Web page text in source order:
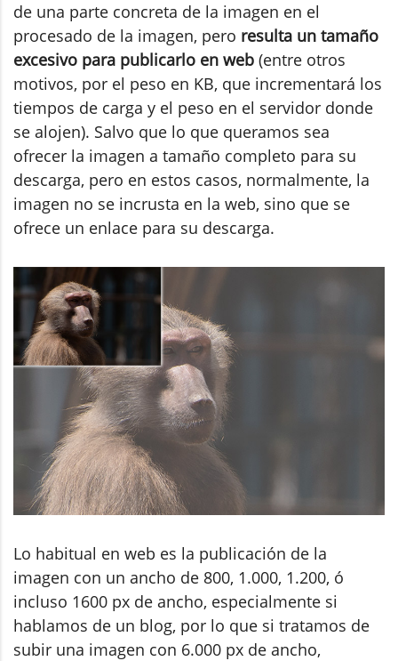
de una parte concreta de la imagen en el
procesado de la imagen, pero resulta un tamaño
excesivo para publicarlo en web (entre otros
motivos, por el peso en KB, que incrementará los
tiempos de carga y el peso en el servidor donde
se alojen). Salvo que lo que queramos sea
ofrecer la imagen a tamaño completo para su
descarga, pero en estos casos, normalmente, la
imagen no se incrusta en la web, sino que se
ofrece un enlace para su descarga.
Lo habitual en web es la publicación de la
imagen con un ancho de 800, 1.000, 1.200, ó
incluso 1600 px de ancho, especialmente si
hablamos de un blog, por lo que si tratamos de
subir una imagen con 6.000 px de ancho,